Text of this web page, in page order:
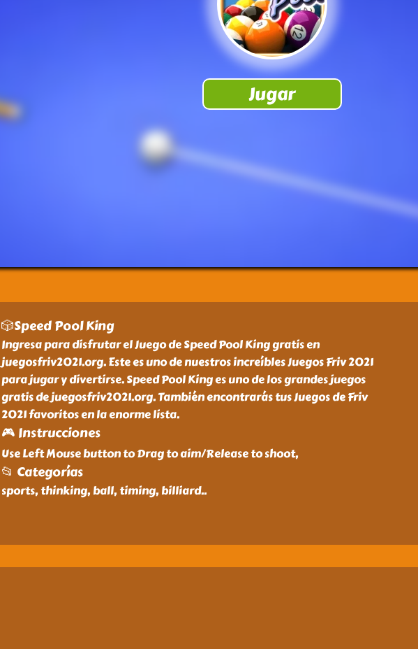
🎲Speed Pool King
Ingresa para disfrutar el Juego de Speed Pool King gratis en
juegosfriv2021.org. Este es uno de nuestros increíbles Juegos Friv 2021
para jugar y divertirse. Speed Pool King es uno de los grandes juegos
gratis de juegosfriv2021.org. También encontrarás tus Juegos de Friv
2021 favoritos en la enorme lista.
🎮 Instrucciones
Use Left Mouse button to Drag to aim/Release to shoot,
📂 Categorías
sports, thinking, ball, timing, billiard..